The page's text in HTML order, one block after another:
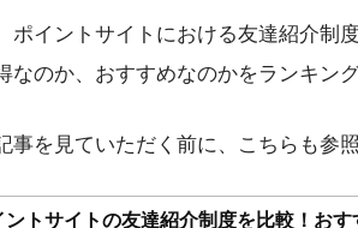
ポイントサイトにおける友達紹介制
なのか、おすすめなのかをランキン
事を見ていただく前に、こちらも参照
ントサイトの友達紹介制度を比較！おす